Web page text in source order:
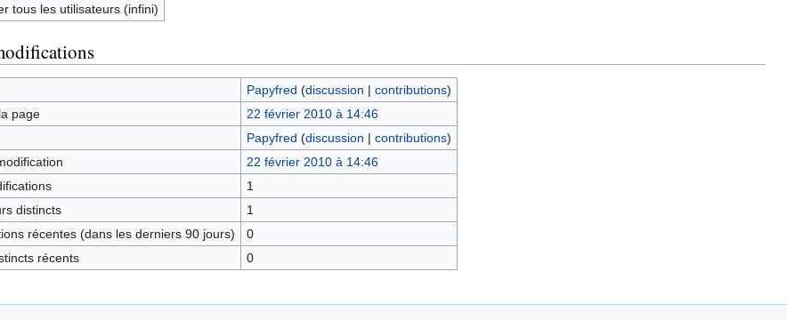
tous les utilisateurs (infini)
Papyfred (discussion | contributions)
page
22 février 2010 à 14:46
Papyfred (discussion | contributions)
22 février 2010 à 14:46
1
distincts
1
récentes (dans les derniers 90 jours)
0
récents
0